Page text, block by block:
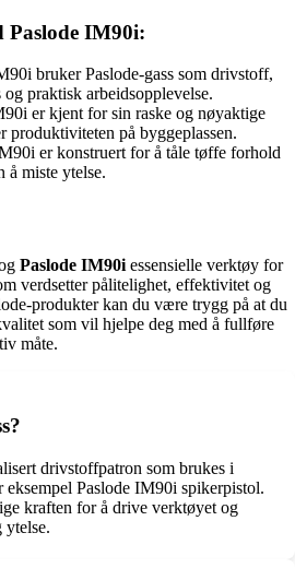
Paslode IM90i:
bruker Paslode-gass som drivstoff,
praktisk arbeidsopplevelse.
er kjent for sin raske og nøyaktige
produktiviteten på byggeplassen.
er konstruert for å tåle tøffe forhold
å miste ytelse.
Paslode IM90i essensielle verktøy for
verdsetter pålitelighet, effektivitet og
produkter kan du være trygg på at du
som vil hjelpe deg med å fullføre
måte.
drivstoffpatron som brukes i
eksempel Paslode IM90i spikerpistol.
kraften for å drive verktøyet og